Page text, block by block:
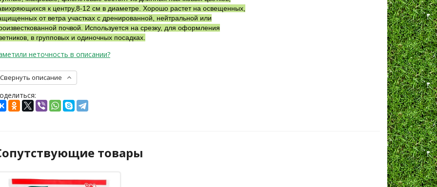
к центру,8-12 см в диаметре. Хорошо растет на освещенных,
от ветра участках с дренированной, нейтральной или
почвой. Используется на срезку, для оформления
в групповых и одиночных посадках.
неточность в описании?
Свернуть описание
товары